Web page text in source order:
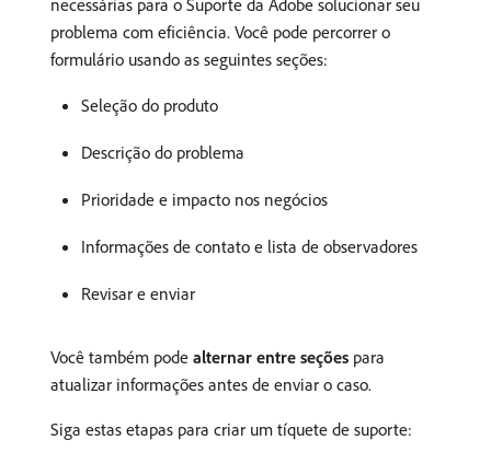
necessárias para o Suporte da Adobe solucionar seu
problema com eficiência. Você pode percorrer o
formulário usando as seguintes seções:
Seleção do produto
Descrição do problema
Prioridade e impacto nos negócios
Informações de contato e lista de observadores
Revisar e enviar
Você também pode alternar entre seções para
atualizar informações antes de enviar o caso.
Siga estas etapas para criar um tíquete de suporte: